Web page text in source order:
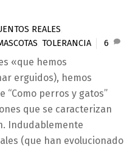
REALES
TOLERANCIA 6
«que hemos
erguidos), hemos
“Como perros y gatos”
que se caracterizan
Indudablemente
(que han evolucionado